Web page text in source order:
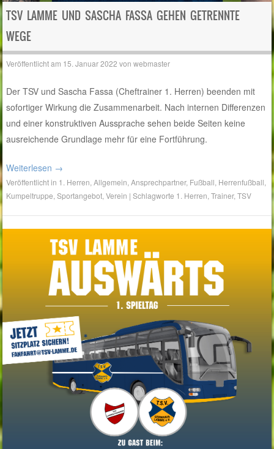
TSV LAMME UND SASCHA FASSA GEHEN GETRENNTE
WEGE
Veröffentlicht am 15. Januar 2022 vonwebmaster
Der TSV und Sascha Fassa (Cheftrainer 1. Herren) beenden mit
sofortiger Wirkung die Zusammenarbeit. Nach internen Differenzen
und einer konstruktiven Aussprache sehen beide Seiten keine
ausreichende Grundlage mehr für eine Fortführung.
Weiterlesen →
Veröffentlicht in 1. Herren ,Allgemein ,Ansprechpartner, Fußball Herrenfußball
Kumpeltruppe ,Sportangebot ,Verein |Schlagworte 1. Herren ,Trainer,TSV